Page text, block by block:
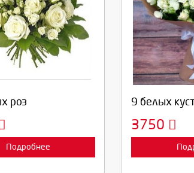
роз
Подробнее
количество:
9 белых
3750
Выберите